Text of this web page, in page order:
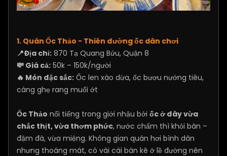
1. Quán Ốc Thảo - Thiên đường ốc dân chơi
📍Địa chỉ: 870 Tạ Quang Bửu, Quận 8
💸 Giá cả: 50k – 150k/người
🔥 Món đặc sắc: Ốc len xào dừa, ốc bươu nướng tiêu,
càng ghẹ rang muối ớt
Ốc Thảo nổi tiếng trong giới nhậu bởi ốc ở đây vừa
chắc thịt, vừa thơm phức, nước chấm thì khỏi bàn –
đậm đà, vừa miệng. Không gian quán hơi bình dân
nhưng thoáng mát, có vài cái bàn kê ở lề đường nên